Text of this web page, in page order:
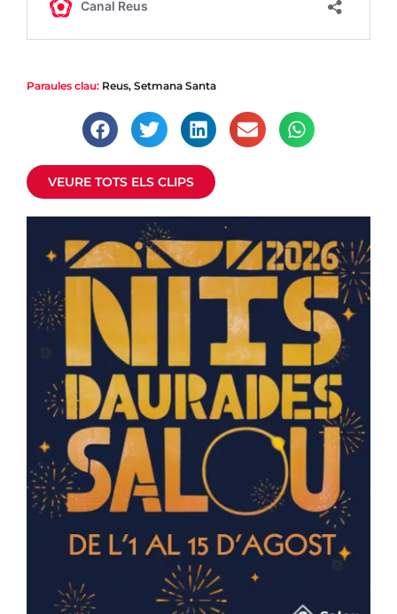
Francesc Pardo, exclavari de la Sang: “Això
la gent de Reus no s’ho mereix”
Una persona vinculada a la Reial Congregació trenca el
VEURE TOTS ELS CLIPS
Paraules clau: Reus, Setmana Santa